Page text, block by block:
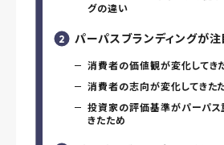
グの違い
パーパスブランディングが
消費者の価値観が変化してき
消費者の志向が変化してきた
投資家の評価基準がパーパス
きたため